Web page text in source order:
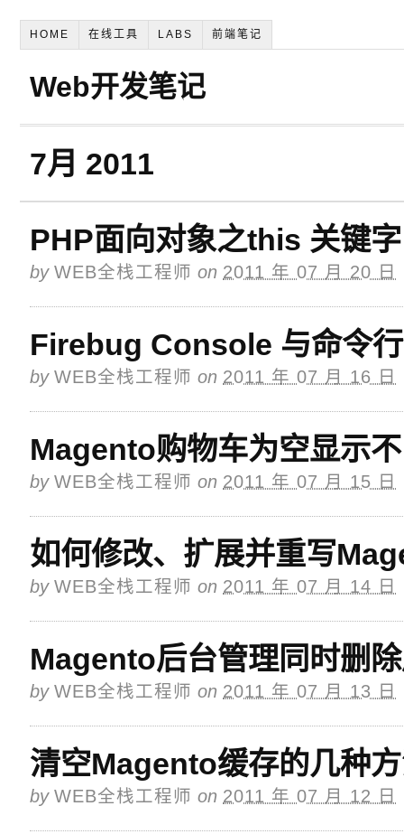
HOME 在线工具 LABS 前端笔记
Web开发笔记
7月 2011
PHP面向对象之this 关键字
by WEB全栈工程师 on 2011 年 07 月 20 日
Firebug Console 与命令
by WEB全栈工程师 on 2011 年 07 月 16 日
Magento购物车为空显示
by WEB全栈工程师 on 2011 年 07 月 15 日
如何修改、扩展并重写
by WEB全栈工程师 on 2011 年 07 月 14 日
Magento后台管理同时删
by WEB全栈工程师 on 2011 年 07 月 13 日
清空Magento缓存的几种
by WEB全栈工程师 on 2011 年 07 月 12 日